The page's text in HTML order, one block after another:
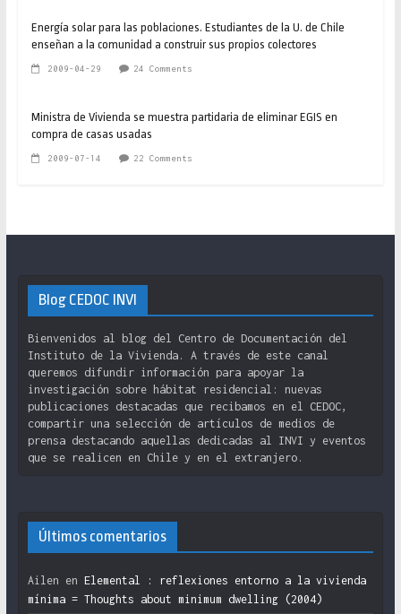
Energía solar para las poblaciones. Estudiantes de la U. de Chile
enseñan a la comunidad a construir sus propios colectores
2009-04-29 24 Comments
Ministra de Vivienda se muestra partidaria de eliminar EGIS en
compra de casas usadas
2009-07-14 22 Comments
Blog CEDOC INVI
Bienvenidos al blog del Centro de Documentación del
Instituto de la Vivienda. A través de este canal
queremos difundir información para apoyar la
investigación sobre hábitat residencial: nuevas
publicaciones destacadas que recibamos en el CEDOC,
compartir una selección de artículos de medios de
prensa destacando aquellas dedicadas al INVI y eventos
que se realicen en Chile y en el extranjero.
Últimos comentarios
Ailen en Elemental : reflexiones entorno a la vivienda
mínima = Thoughts about minimum dwelling (2004)